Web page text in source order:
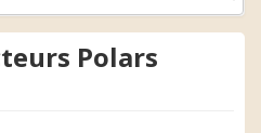
Polars